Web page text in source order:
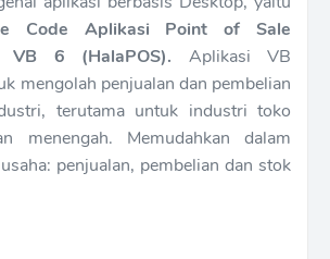
Code Aplikasi Point of Sale
VB 6 (HalaPOS). Aplikasi VB
mengolah penjualan dan pembelian
terutama untuk industri toko
menengah. Memudahkan dalam
penjualan, pembelian dan stok